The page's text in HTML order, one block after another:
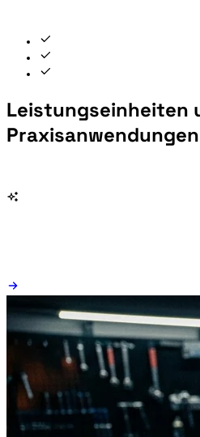
Leistungseinheiten
Praxisanwendungen